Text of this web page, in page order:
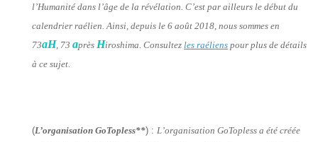
l’Humanité dans l’âge de la révélation. C’est par ailleurs le début du
calendrier raélien. Ainsi, depuis le 6 août 2018, nous sommes en
73aH , 73 après Hiroshima. Consultez les raéliens pour plus de détails
à ce sujet.
(L’organisation GoTopless**) : L’organisation GoTopless a été créée